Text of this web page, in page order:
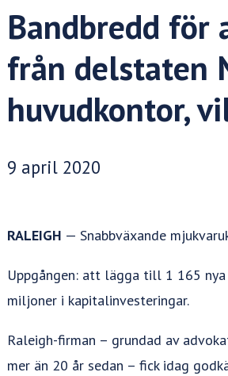
Bandbredd för
från delstaten
huvudkontor,
Publiceringsdatum:
9 april 2020
RALEIGH — Snabbväxande
Uppgången: att lägga till 1 165
miljoner i kapitalinvesteringar.
Raleigh-firman – grundad av
mer än 20 år sedan – fick idag